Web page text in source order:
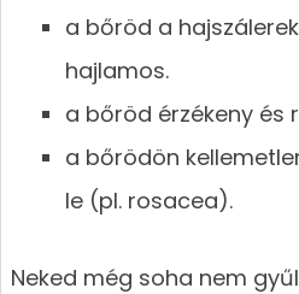
a bőröd a
hajlamos.
a bőröd érzékeny és
a bőrödön
le (pl. rosacea).
Neked még soha nem